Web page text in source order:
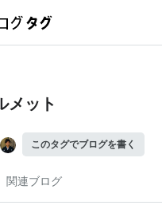
メット
このタグでブログを書く
関連ブログ